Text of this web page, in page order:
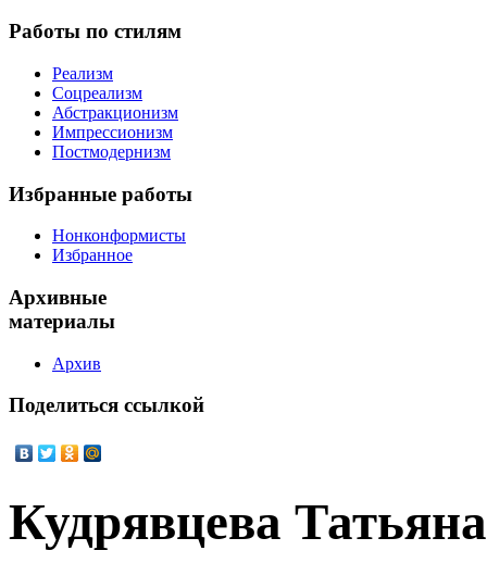
Работы по стилям
Реализм
Соцреализм
Абстракционизм
Импрессионизм
Постмодернизм
Избранные работы
Нонконформисты
Избранное
Архивные
материалы
Архив
Поделиться ссылкой
Кудрявцева